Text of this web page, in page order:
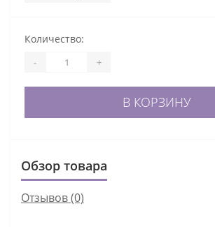
Количество:
- +
В КОРЗИНУ
Обзор товара
Отзывов (0)